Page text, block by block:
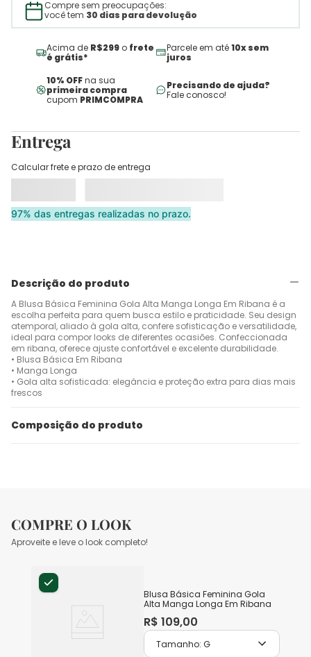
Compre sem preocupações:
você tem 30 dias para devolução
Acima de R$299 o frete
é grátis*
Parcele em até10x sem
juros
10% OFFna sua
primeira compra
cupom PRIMCOMPRA
Precisando de ajuda?
Fale conosco!
Entrega
Calcular frete e prazo de entrega
97% das entregas realizadas no prazo.
Descrição do produto
A Blusa Básica Feminina Gola Alta Manga Longa Em Ribana é a
escolha perfeita para quem busca estilo e praticidade. Seu design
atemporal, aliado à gola alta, confere sofisticação e versatilidade,
ideal para compor looks de diferentes ocasiões. Confeccionada
em ribana, oferece ajuste confortável e excelente durabilidade.
• Blusa Básica Em Ribana
• Manga Longa
• Gola alta sofisticada: elegância e proteção extra para dias mais
frescos
Composição do produto
COMPRE O LOOK
Aproveite e leve o look completo!
Blusa Básica Feminina Gola
Alta Manga Longa Em Ribana
R$ 109,00
Tamanho:G